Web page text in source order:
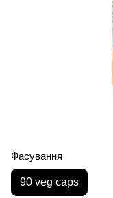
Фасування
90 veg caps